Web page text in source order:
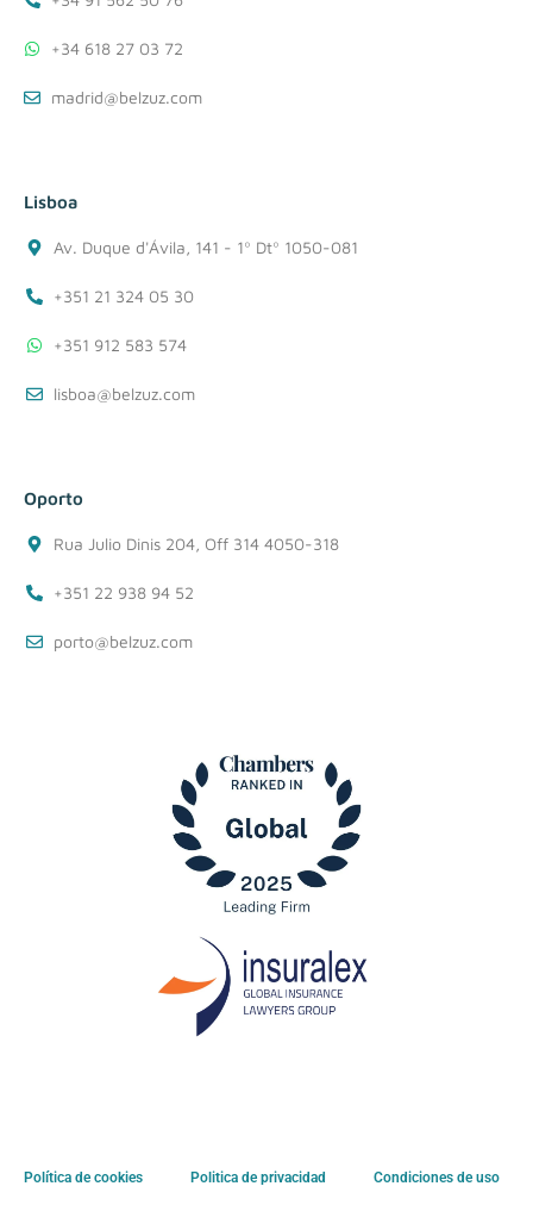
+34 618 27 03 72
madrid@belzuz.com
Lisboa
Av. Duque d'Ávila, 141 - 1º Dtº 1050-081
+351 21 324 05 30
+351 912 583 574
lisboa@belzuz.com
Oporto
Rua Julio Dinis 204, Off 314 4050-318
+351 22 938 94 52
porto@belzuz.com
Política de cookies Politica de privacidad Condiciones de uso